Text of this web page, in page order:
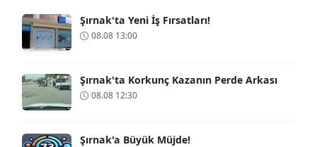
Şırnak'ta Yeni İş Fırsatları!
08.08 13:00
Şırnak'ta Korkunç Kazanın Perde Arkası
08.08 12:30
Şırnak'a Büyük Müjde!